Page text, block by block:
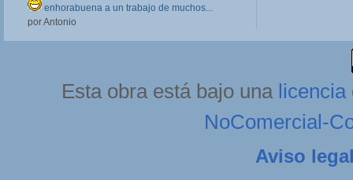
enhorabuena a un trabajo de muchos...
por Antonio
Esta obra está bajo una licencia
NoComercial-
Aviso